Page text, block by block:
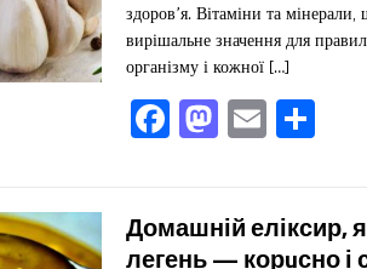
k
здоров’я. Вітаміни та
вирішальне значення для
організму і кожної […]
F
a
e
M
a
o
E
m
l ит
Домашній еліксир,
легень — корuсно і